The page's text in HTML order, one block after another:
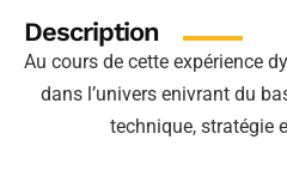
Description
Au cours de cette expérience
dans l’univers enivrant du
technique, stratégie